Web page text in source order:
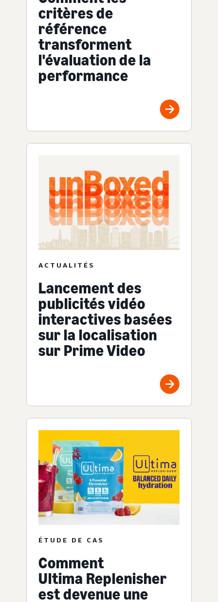
critères de
référence
transforment
l'évaluation de la
performance
ACTUALITÉS
Lancement des
publicités vidéo
interactives basées
sur la localisation
sur Prime Video
ÉTUDE DE CAS
Comment
Ultima Replenisher
est devenue une